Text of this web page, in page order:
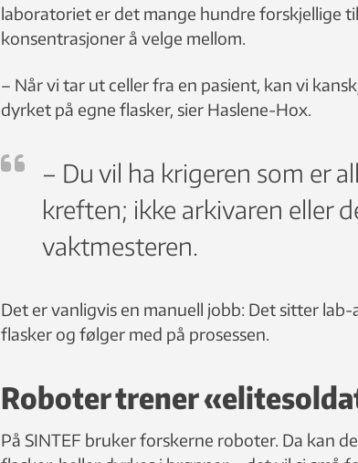
laboratoriet er det mange hundre forskjellige
konsentrasjoner å velge mellom.
– Når vi tar ut celler fra en pasient, kan vi
dyrket på egne flasker, sier Haslene-Hox.
– Du vil ha krigeren som er
kreften; ikke arkivaren eller
vaktmesteren.
Det er vanligvis en manuell jobb: Det sitter
flasker og følger med på prosessen.
Roboter trener
På SINTEF bruker forskerne roboter. Da kan